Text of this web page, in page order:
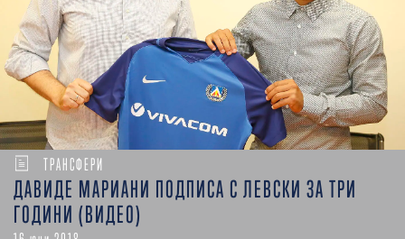
ТРАНСФЕРИ
ДАВИДЕ МАРИАНИ ПОДПИСА С ЛЕВСКИ ЗА ТРИ
ГОДИНИ (ВИДЕО)